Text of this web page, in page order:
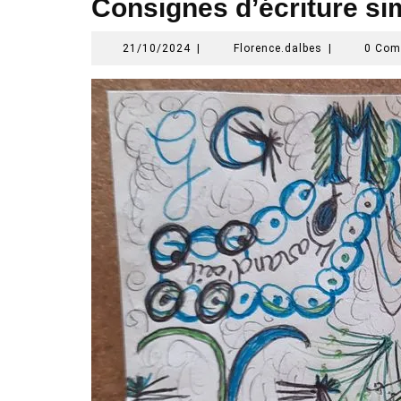
Consignes d’écriture
21/10/202421/10/2024Florence.dalbes 0